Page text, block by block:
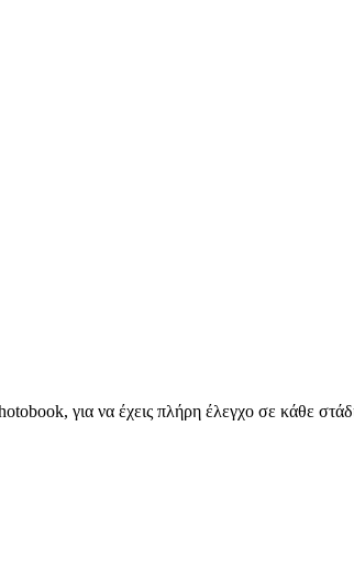
για να έχεις πλήρη έλεγχο σε κάθε